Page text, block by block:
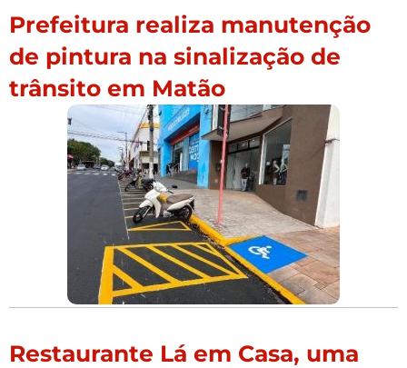
Prefeitura realiza manutenção
de pintura na sinalização de
trânsito em Matão
Restaurante Lá em Casa, uma